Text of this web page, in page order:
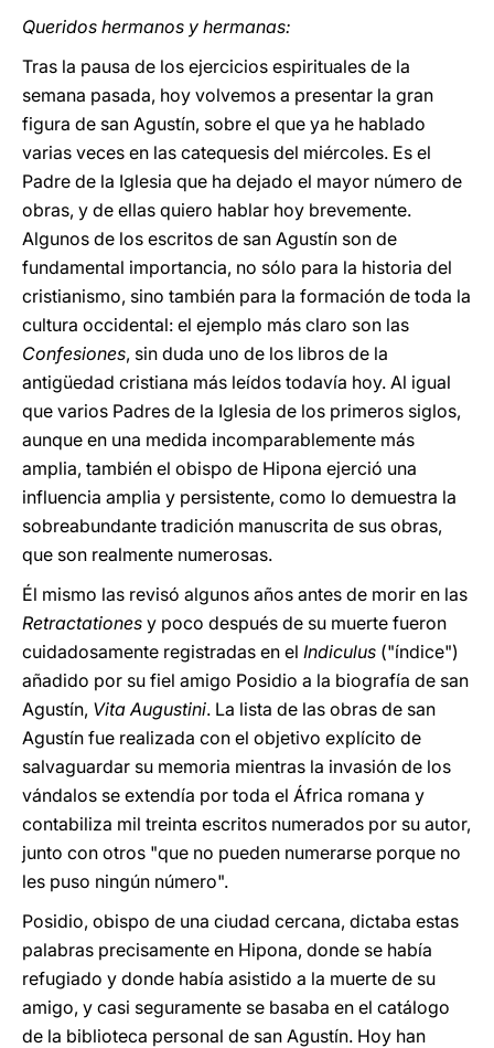
Queridos hermanos y hermanas:
Tras la pausa de los ejercicios espirituales de la
semana pasada, hoy volvemos a presentar la gran
figura de san Agustín, sobre el que ya he hablado
varias veces en las catequesis del miércoles. Es el
Padre de la Iglesia que ha dejado el mayor número de
obras, y de ellas quiero hablar hoy brevemente.
Algunos de los escritos de san Agustín son de
fundamental importancia, no sólo para la historia del
cristianismo, sino también para la formación de toda la
cultura occidental: el ejemplo más claro son las
Confesiones, sin duda uno de los libros de la
antigüedad cristiana más leídos todavía hoy. Al igual
que varios Padres de la Iglesia de los primeros siglos,
aunque en una medida incomparablemente más
amplia, también el obispo de Hipona ejerció una
influencia amplia y persistente, como lo demuestra la
sobreabundante tradición manuscrita de sus obras,
que son realmente numerosas.
Él mismo las revisó algunos años antes de morir en las
Retractationes y poco después de su muerte fueron
cuidadosamente registradas en el Indiculus ("índice")
añadido por su fiel amigo Posidio a la biografía de san
Agustín, Vita Augustini. La lista de las obras de san
Agustín fue realizada con el objetivo explícito de
salvaguardar su memoria mientras la invasión de los
vándalos se extendía por toda el África romana y
contabiliza mil treinta escritos numerados por su autor,
junto con otros "que no pueden numerarse porque no
les puso ningún número".
Posidio, obispo de una ciudad cercana, dictaba estas
palabras precisamente en Hipona, donde se había
refugiado y donde había asistido a la muerte de su
amigo, y casi seguramente se basaba en el catálogo
de la biblioteca personal de san Agustín. Hoy han